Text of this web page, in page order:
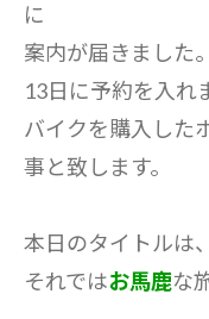
に
案内が届きました。
13日に予約を入れ
バイクを購入した
事と致します。
本日のタイトルは
それではお馬鹿な